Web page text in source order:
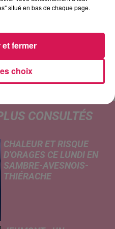
Girls Just Want To
CONSULTÉS
CHALEUR ET RISQUE
D'ORAGES CE LUNDI EN
SAMBRE-AVESNOIS-
THIÉRACHE
situé en bas de chaque page.
choix
fermer